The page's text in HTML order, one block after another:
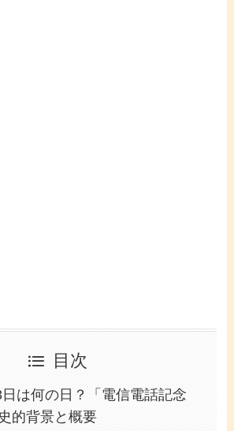
目次
は何の日？「電信電話記念
的背景と概要